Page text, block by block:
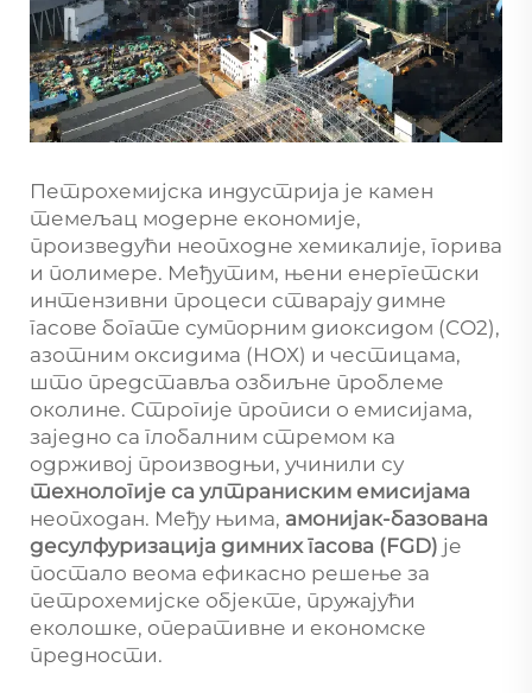
Петрохемијска индустрија је камен
темељац модерне економије,
произведући неопходне хемикалије, горива
и полимере. Међутим, њени енергетски
интензивни процеси стварају димне
гасове богате сумпорним диоксидом (СО2),
азотним оксидима (НОХ) и честицама,
што представља озбиљне проблеме
околине. Строгије прописи о емисијама,
заједно са глобалним стремом ка
одрживој производњи, учинили су
технологије са ултраниским емисијама
неопходан. Међу њима, амонијак-базована
десулфуризација димних гасова (FGD) је
постало веома ефикасно решење за
петрохемијске објекте, пружајући
еколошке, оперативне и економске
предности.